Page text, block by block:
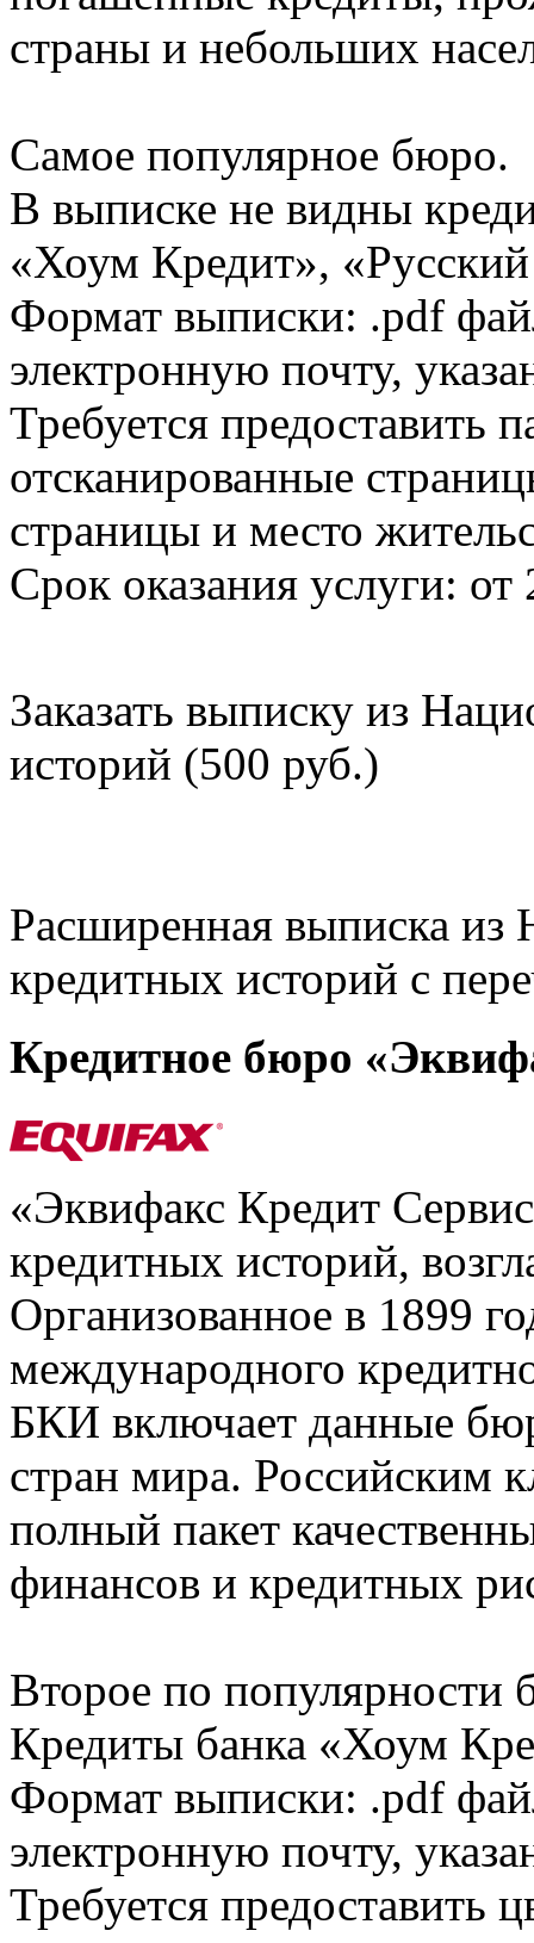
страны и небольших
Самое популярное бюро.
В выписке не видны
«Хоум Кредит»,
Формат выписки: .pdf
электронную почту,
Требуется предоставить
отсканированные
страницы и место
Срок оказания услуги: от
Заказать выписку из
историй (500 руб.)
Расширенная выписка из
кредитных историй с
Кредитное бюро
«Эквифакс Кредит
кредитных историй,
Организованное в 1899
международного
БКИ включает данные
стран мира. Российским
полный пакет
финансов и кредитных
Второе по популярности
Кредиты банка «Хоум
Формат выписки: .pdf
электронную почту,
Требуется предоставить